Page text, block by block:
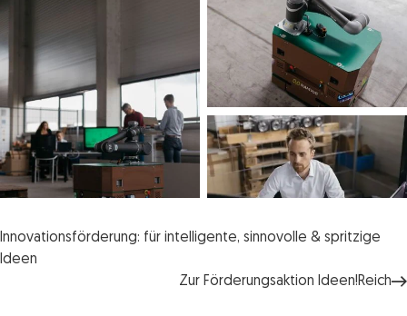
Innovationsförderung: für intelligente, sinnovolle & spritzige
Ideen
Zur Förderungsaktion Ideen!Reich